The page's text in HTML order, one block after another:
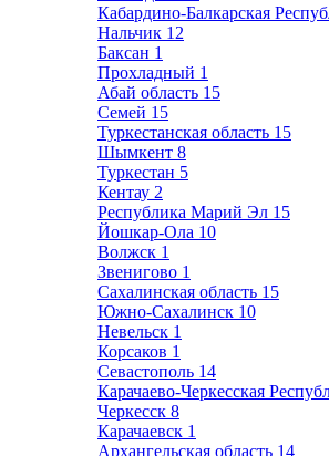
Кабардино-Балкарская
Нальчик 12
Баксан 1
Прохладный 1
Абай область 15
Семей 15
Туркестанская область 15
Шымкент 8
Туркестан 5
Кентау 2
Республика Марий Эл 15
Йошкар-Ола 10
Волжск 1
Звенигово 1
Сахалинская область 15
Южно-Сахалинск 10
Невельск 1
Корсаков 1
Севастополь 14
Карачаево-Черкесская
Черкесск 8
Карачаевск 1
Архангельская область 14